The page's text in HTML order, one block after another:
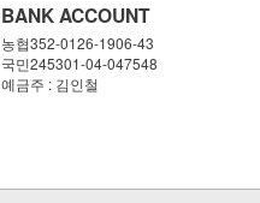
BANK ACCOUNT
농협352-0126-1906-43
국민245301-04-047548
예금주 : 김인철